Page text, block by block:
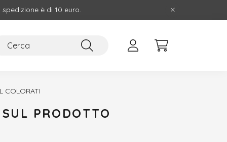
è di 10 euro.
COLORATI
PRODOTTO